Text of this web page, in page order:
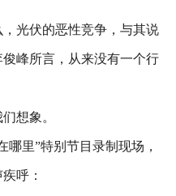
光伏的恶性竞争，与其说
峰所言，从来没有一个行
想象。
哪里”特别节目录制现场，
呼：